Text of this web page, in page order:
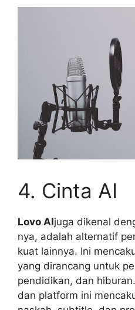
4. Cinta AI
Lovo AIjuga dikenal
nya, adalah alternatif
kuat lainnya. Ini
yang dirancang untuk
pendidikan, dan
dan platform ini